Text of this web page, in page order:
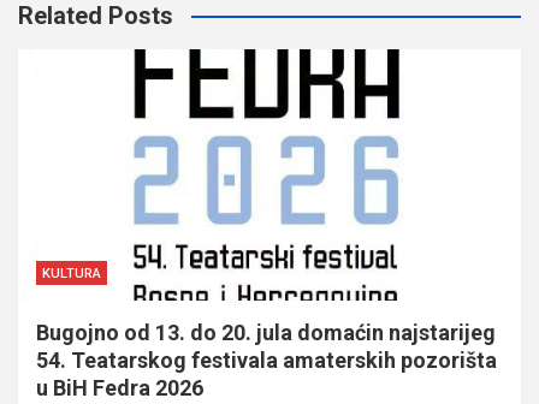
Related Posts
KULTURA
Bugojno od 13. do 20. jula domaćin najstarijeg
54. Teatarskog festivala amaterskih pozorišta
u BiH Fedra 2026